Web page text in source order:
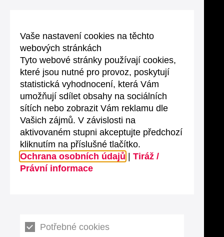
Vaše nastavení cookies na těchto
webových stránkách
Tyto webové stránky používají cookies,
které jsou nutné pro provoz, poskytují
statistická vyhodnocení, která Vám
umožňují sdílet obsahy na sociálních
sítích nebo zobrazit Vám reklamu dle
Vašich zájmů. V závislosti na
aktivovaném stupni akceptujte předchozí
kliknutím na příslušné tlačítko.
Ochrana osobních údajů
Tiráž /
Právní informace
Potřebné cookies